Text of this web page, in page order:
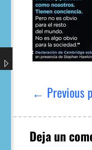
entradas
← Previous
Deja un